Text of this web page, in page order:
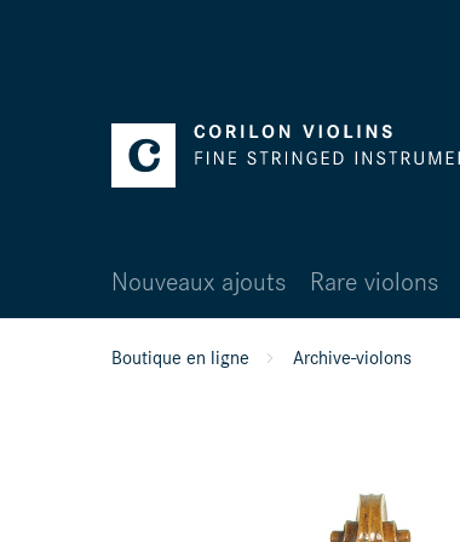
Nouveaux ajouts Rare violons
Boutique en ligne Archive-violons